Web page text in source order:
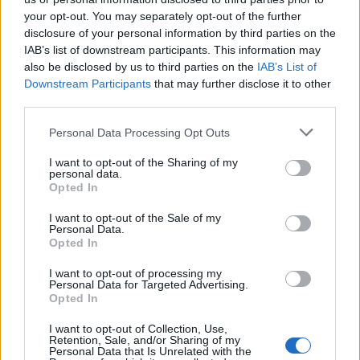
your opt-out. You may separately opt-out of the further
disclosure of your personal information by third parties on the
IAB’s list of downstream participants. This information may
also be disclosed by us to third parties on the IAB’s List of
Downstream Participants that may further disclose it to other
Personal Data Processing Opt Outs
I want to opt-out of the Sharing of my
personal data.
Opted In
I want to opt-out of the Sale of my
Personal Data.
Opted In
I want to opt-out of processing my
Personal Data for Targeted Advertising.
Opted In
I want to opt-out of Collection, Use,
Retention, Sale, and/or Sharing of my
Personal Data that Is Unrelated with the
създаде нови жизнеспособни вируси
07.08.2026 / 15:30